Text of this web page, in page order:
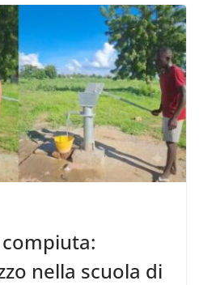
nella scuola di